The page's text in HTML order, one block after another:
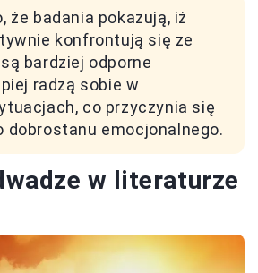
że badania pokazują, iż
konfrontują się ze
bardziej odporne
radzą sobie w
co przyczynia się
dobrostanu emocjonalnego.
w literaturze